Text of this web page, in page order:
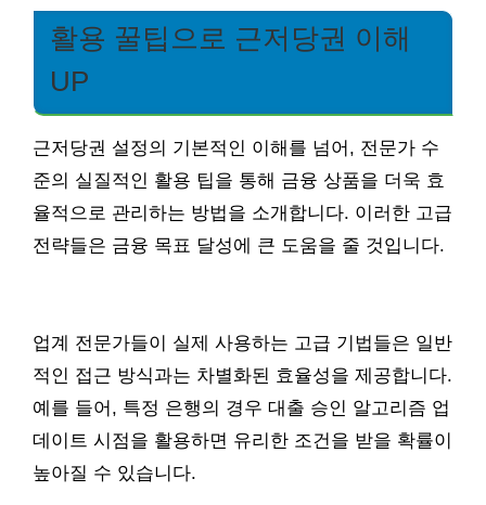
활용 꿀팁으로 근저당권 이해
UP
근저당권 설정의 기본적인 이해를 넘어, 전문가 수
준의 실질적인 활용 팁을 통해 금융 상품을 더욱 효
율적으로 관리하는 방법을 소개합니다. 이러한 고급
전략들은 금융 목표 달성에 큰 도움을 줄 것입니다.
업계 전문가들이 실제 사용하는 고급 기법들은 일반
적인 접근 방식과는 차별화된 효율성을 제공합니다.
예를 들어, 특정 은행의 경우 대출 승인 알고리즘 업
데이트 시점을 활용하면 유리한 조건을 받을 확률이
높아질 수 있습니다.